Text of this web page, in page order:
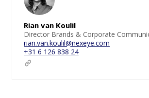
Rian van Koulil
Director Brands & Corporate
rian.van.koulil@nexeye.com
+31 6 126 838 24